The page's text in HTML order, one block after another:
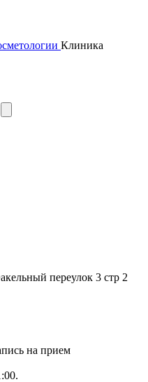
Клиника
переулок 3 стр 2